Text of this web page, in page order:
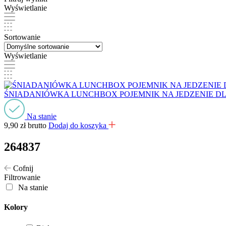
Wyświetlanie
Sortowanie
Wyświetlanie
ŚNIADANIÓWKA LUNCHBOX POJEMNIK NA JEDZENIE
Na stanie
9,90 zł brutto Dodaj do koszyka
264837
Cofnij
Filtrowanie
Na stanie
Kolory